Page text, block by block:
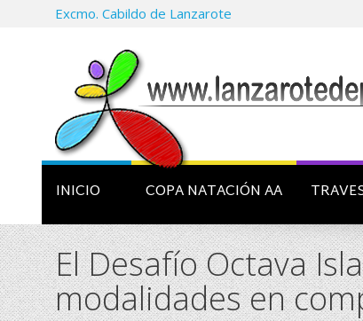
Excmo. Cabildo de Lanzarote
INICIO COPA NATACIÓN AA
El Desafío Octava
modalidades en